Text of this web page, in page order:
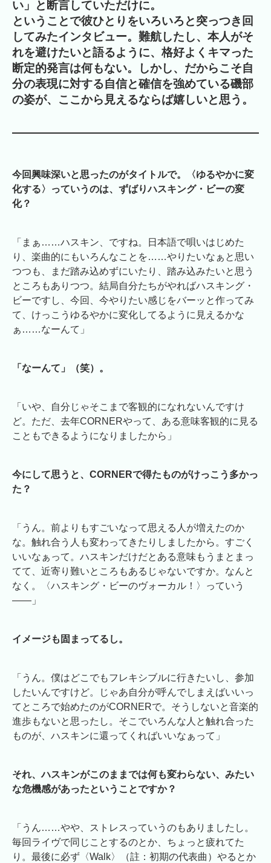
い」と断言していただけに。
ということで彼ひとりをいろいろと突っつき回
してみたインタビュー。難航したし、本人がそ
れを避けたいと語るように、格好よくキマった
断定的発言は何もない。しかし、だからこそ自
分の表現に対する自信と確信を強めている磯部
の姿が、ここから見えるならば嬉しいと思う。
今回興味深いと思ったのがタイトルで。〈ゆるやかに変
化する〉っていうのは、ずばりハスキング・ビーの変
化？
「まぁ……ハスキン、ですね。日本語で唄いはじめた
り、楽曲的にもいろんなことを……やりたいなぁと思い
つつも、まだ踏み込めずにいたり、踏み込みたいと思う
ところもありつつ。結局自分たちがやればハスキング・
ビーですし、今回、今やりたい感じをバーッと作ってみ
て、けっこうゆるやかに変化してるように見えるかな
ぁ……なーんて」
「なーんて」（笑）。
「いや、自分じゃそこまで客観的になれないんですけ
ど。ただ、去年CORNERやって、ある意味客観的に見る
こともできるようになりましたから」
今にして思うと、CORNERで得たものがけっこう多かっ
た？
「うん。前よりもすごいなって思える人が増えたのか
な。触れ合う人も変わってきたりしましたから。すごく
いいなぁって。ハスキンだけだとある意味もうまとまっ
てて、近寄り難いところもあるじゃないですか。なんと
なく。〈ハスキング・ビーのヴォーカル！〉っていう
――」
イメージも固まってるし。
「うん。僕はどこでもフレキシブルに行きたいし、参加
したいんですけど。じゃあ自分が呼んでしまえばいいっ
てところで始めたのがCORNERで。そうしないと音楽的
進歩もないと思ったし。そこでいろんな人と触れ合った
ものが、ハスキンに還ってくればいいなぁって」
それ、ハスキンがこのままでは何も変わらない、みたい
な危機感があったということですか？
「うん……やや、ストレスっていうのもありましたし。
毎回ライヴで同じことするのとか、ちょっと疲れてた
り。最後に必ず〈Walk〉（註：初期の代表曲）やるとか